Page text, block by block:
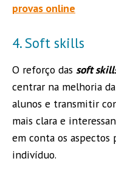
provas online
4. Soft skills
O reforço das soft
centrar na melhoria
alunos e transmitir
mais clara e
em conta os aspectos
indivíduo.